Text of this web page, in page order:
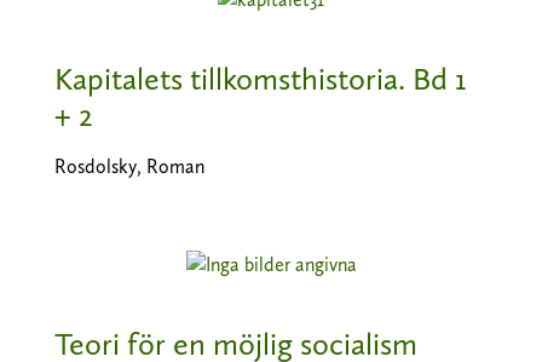
Kapitalets tillkomsthistoria. Bd 1
+ 2
Rosdolsky, Roman
Teori för en möjlig socialism